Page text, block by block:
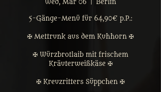
Wed, Mar 06 Berlin
5-Gänge-Menü für 64,90€ p.P.:
✠ Mettrunk aus dem Kuhhorn ✠
✠ Würzbrotlaib mit frischem
Kräuterweißkäse ✠
✠ Kreuzritters Süppchen ✠